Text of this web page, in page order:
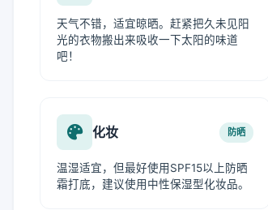
天气不错，适宜晾晒。赶紧把久未见阳
光的衣物搬出来吸收一下太阳的味道
吧！
化妆 防晒
温湿适宜，但最好使用SPF15以上防晒
霜打底，建议使用中性保湿型化妆品。